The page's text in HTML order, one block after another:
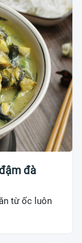
đà
từ ốc luôn